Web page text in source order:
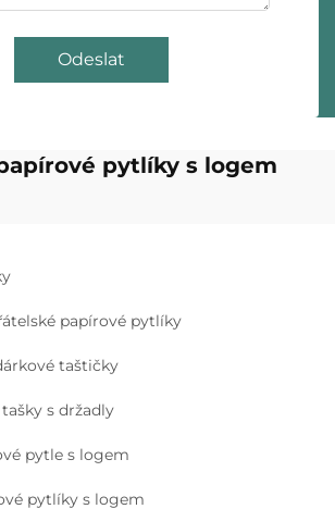
Odeslat
pytlíky s logem
papírové pytlíky
taštičky
s držadly
pytle s logem
pytlíky s logem